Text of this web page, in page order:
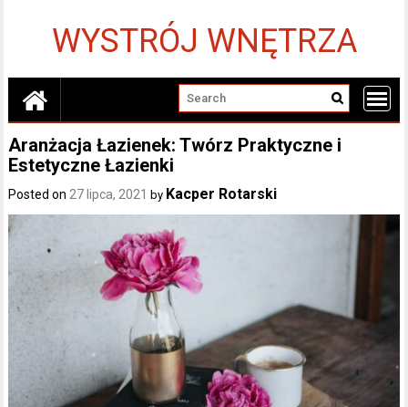
WYSTRÓJ WNĘTRZA
Aranżacja Łazienek: Twórz Praktyczne i
Estetyczne Łazienki
Posted on 27 lipca, 2021 by Kacper Rotarski